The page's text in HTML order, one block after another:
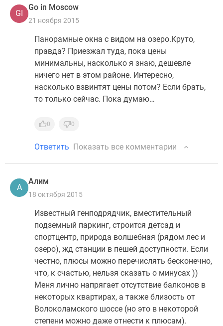
GI
Go in Moscow
21 ноября 2015
Панорамные окна с видом на озеро.Круто,
правда? Приезжал туда, пока цены
минимальны, насколько я знаю, дешевле
ничего нет в этом районе. Интересно,
насколько взвинтят цены потом? Если брать,
то только сейчас. Пока думаю…
0 0
Ответить Показать все комментарии
А
Алим
18 октября 2015
Известный генподрядчик, вместительный
подземный паркинг, строится детсад и
спортцентр, природа волшебная (рядом лес и
озеро), жд станции в пешей доступности. Если
честно, плюсы можно перечислять бесконечно,
что, к счастью, нельзя сказать о минусах ))
Меня лично напрягает отсутствие балконов в
некоторых квартирах, а также близость от
Волоколамского шоссе (но это в некоторой
степени можно даже отнести к плюсам).